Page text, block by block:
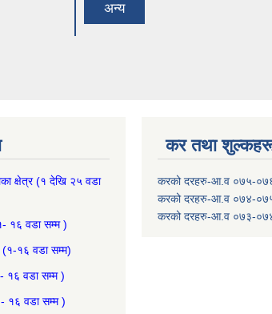
अन्य
क्षेत्र(१ देखि २५ वडा
१६ वडा सम्म )
(१-१६ वडा सम्म)
१६ वडा सम्म )
१६ वडा सम्म )
कर तथा
करको दरहरु-आ.व ०७५-
करको दरहरु-आ.व ०७४-
करको दरहरु-आ.व ०७३-